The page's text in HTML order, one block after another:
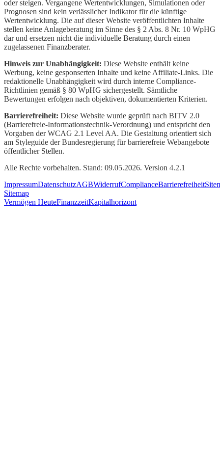
oder steigen. Vergangene Wertentwicklungen, Simulationen oder
Prognosen sind kein verlässlicher Indikator für die künftige
Wertentwicklung. Die auf dieser Website veröffentlichten Inhalte
stellen keine Anlageberatung im Sinne des § 2 Abs. 8 Nr. 10 WpHG
dar und ersetzen nicht die individuelle Beratung durch einen
zugelassenen Finanzberater.
Hinweis zur Unabhängigkeit: Diese Website enthält keine
Werbung, keine gesponserten Inhalte und keine Affiliate-Links. Die
redaktionelle Unabhängigkeit wird durch interne Compliance-
Richtlinien gemäß § 80 WpHG sichergestellt. Sämtliche
Bewertungen erfolgen nach objektiven, dokumentierten Kriterien.
Barrierefreiheit: Diese Website wurde geprüft nach BITV 2.0
(Barrierefreie-Informationstechnik-Verordnung) und entspricht den
Vorgaben der WCAG 2.1 Level AA. Die Gestaltung orientiert sich
am Styleguide der Bundesregierung für barrierefreie Webangebote
öffentlicher Stellen.
Alle Rechte vorbehalten. Stand: 09.05.2026. Version 4.2.1
ImpressumDatenschutzAGBWiderrufComplianceBarrierefreiheit
Sitemap
Vermögen HeuteFinanzzeitKapitalhorizont